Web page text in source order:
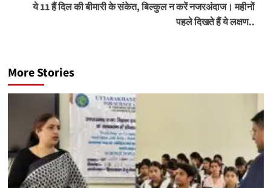
ये 11 हैं दिल की बीमारी के संकेत, बिल्कुल न करें नजरअंदाज। महीनों
पहले दिखते हैं ये लक्षण..
More Stories